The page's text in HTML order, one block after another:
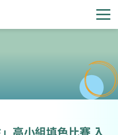
選
高小組填色比賽 入